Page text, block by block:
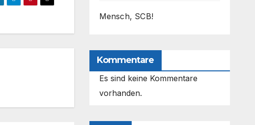
Mensch, SCB!
Kommentare
Es sind keine Kommentare
vorhanden.